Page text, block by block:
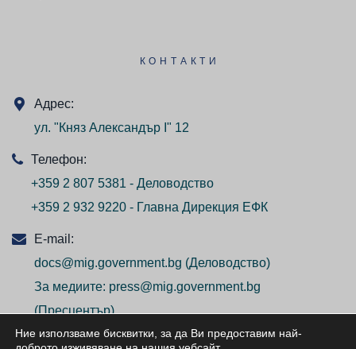
КОНТАКТИ
Адрес:
ул. "Княз Александър I" 12
Телефон:
+359 2 807 5381 - Деловодство
+359 2 932 9220 - Главна Дирекция ЕФК
E-mail:
docs@mig.government.bg (Деловодство)
За медиите: press@mig.government.bg
(Пресцентър)
Ние използваме бисквитки, за да Ви предоставим най-